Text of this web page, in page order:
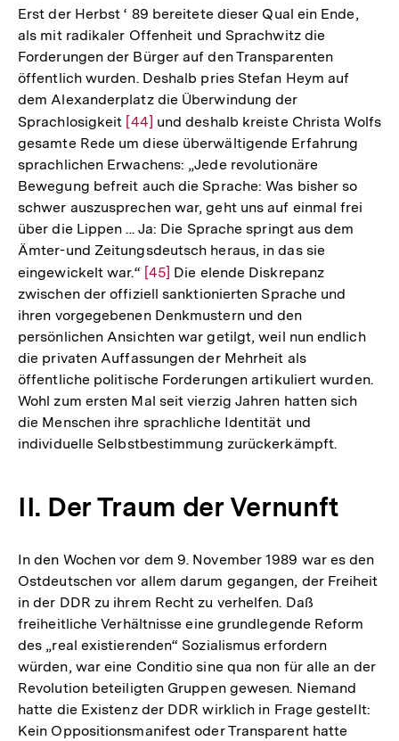
der
Fußnote
Erst der Herbst ‘ 89 bereitete dieser Qual ein Ende,
als mit radikaler Offenheit und Sprachwitz die
Forderungen der Bürger auf den Transparenten
öffentlich wurden. Deshalb pries Stefan Heym auf
dem Alexanderplatz die Überwindung der
Sprachlosigkeit Zur
Auflösung
der
Fußnote
[44] und deshalb kreiste Christa Wolfs
gesamte Rede um diese überwältigende Erfahrung
sprachlichen Erwachens: „Jede revolutionäre
Bewegung befreit auch die Sprache: Was bisher so
schwer auszusprechen war, geht uns auf einmal frei
über die Lippen ... Ja: Die Sprache springt aus dem
Ämter-und Zeitungsdeutsch heraus, in das sie
eingewickelt war.“ Zur
Auflösung
der
Fußnote
[45] Die elende Diskrepanz
zwischen der offiziell sanktionierten Sprache und
ihren vorgegebenen Denkmustern und den
persönlichen Ansichten war getilgt, weil nun endlich
die privaten Auffassungen der Mehrheit als
öffentliche politische Forderungen artikuliert wurden.
Wohl zum ersten Mal seit vierzig Jahren hatten sich
die Menschen ihre sprachliche Identität und
individuelle Selbstbestimmung zurückerkämpft.
II. Der Traum der Vernunft
In den Wochen vor dem 9. November 1989 war es den
Ostdeutschen vor allem darum gegangen, der Freiheit
in der DDR zu ihrem Recht zu verhelfen. Daß
freiheitliche Verhältnisse eine grundlegende Reform
des „real existierenden“ Sozialismus erfordern
würden, war eine Conditio sine qua non für alle an der
Revolution beteiligten Gruppen gewesen. Niemand
hatte die Existenz der DDR wirklich in Frage gestellt:
Kein Oppositionsmanifest oder Transparent hatte